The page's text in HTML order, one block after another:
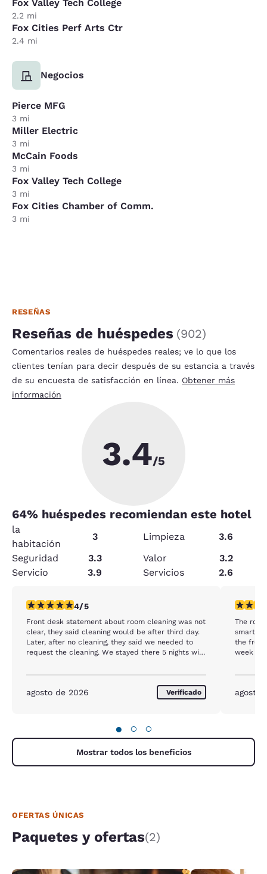
Fox Valley Tech College
2.2 mi
Fox Cities Perf Arts Ctr
2.4 mi
Negocios
Pierce MFG
3 mi
Miller Electric
3 mi
McCain Foods
3 mi
Fox Valley Tech College
3 mi
Fox Cities Chamber of Comm.
3 mi
RESEÑAS
Reseñas de huéspedes (902)
Comentarios reales de huéspedes reales; ve lo que los
clientes tenían para decir después de su estancia a través
de su encuesta de satisfacción en línea. Obtener más
información
3.4/5
64% huéspedes recomiendan este hotel
la
habitación
3 Limpieza
3.6
Seguridad
3.3 Valor
3.2
Servicio
3.9 Servicios 2.6
calificación de 4 estrellas. Muy bueno. 1 reseña
4/5
Front desk statement about room cleaning was not
clear, they said cleaning would be after third day.
Later, after no cleaning, they said we needed to
request the cleaning. We stayed there 5 nights with
agosto de 2026 Verificado
The
smart
the front
week of
but it
agosto
● ○ ○
Mostrar todos los beneficios
OFERTAS ÚNICAS
Paquetes y ofertas(2)